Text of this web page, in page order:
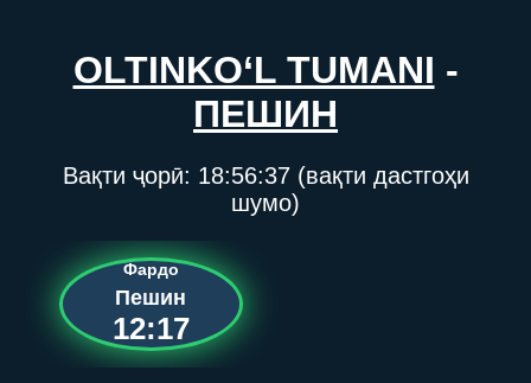
OLTINKO‘L TUMANI -
ПЕШИН
Вақти ҷорӣ: 18:56:37(вақти дастгоҳи
шумо)
Фардо
Пешин
12:17